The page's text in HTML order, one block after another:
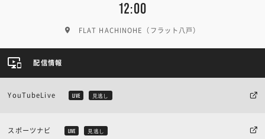
12:00
FLAT HACHINOHE（フラット八戸）
配信情報
YouTubeLive LIVE 見逃し
スポーツナビ LIVE 見逃し